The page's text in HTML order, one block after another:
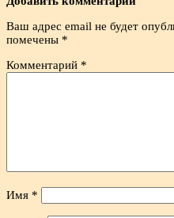
Ваш адрес email не будет
помечены *
Комментарий *
Имя *